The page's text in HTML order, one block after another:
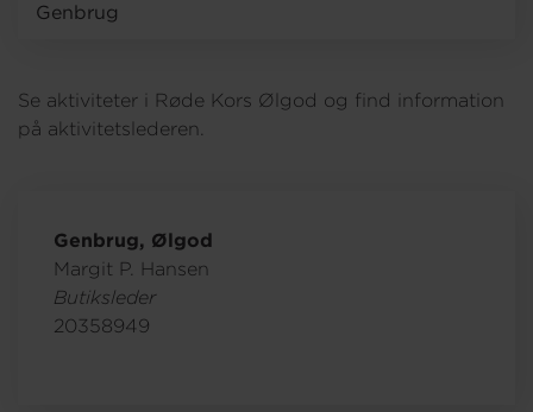
Bliv frivillig
Vores indsatser
Om os
Genbrug
Se aktiviteter i Røde Kors Ølgod og find information
på aktivitetslederen.
Genbrug, Ølgod
Margit P. Hansen
Butiksleder
20358949